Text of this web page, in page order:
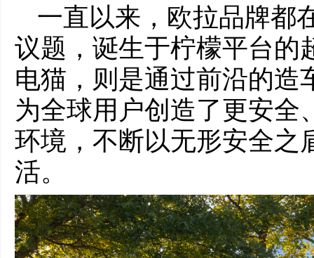
一直以来，欧拉品牌都
议题，诞生于柠檬平台
电猫，则是通过前沿的造
为全球用户创造了更安全
环境，不断以无形安全之
活。